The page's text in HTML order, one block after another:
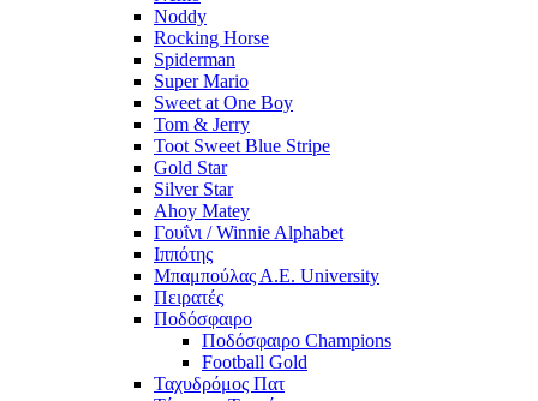
Noddy
Rocking Horse
Spiderman
Super Mario
Sweet at One Boy
Tom & Jerry
Toot Sweet Blue Stripe
Gold Star
Silver Star
Ahoy Matey
Γουΐνι / Winnie Alphabet
Ιππότης
Μπαμπούλας Α.Ε. University
Πειρατές
Ποδόσφαιρο
Ποδόσφαιρο Champions
Football Gold
Ταχυδρόμος Πατ